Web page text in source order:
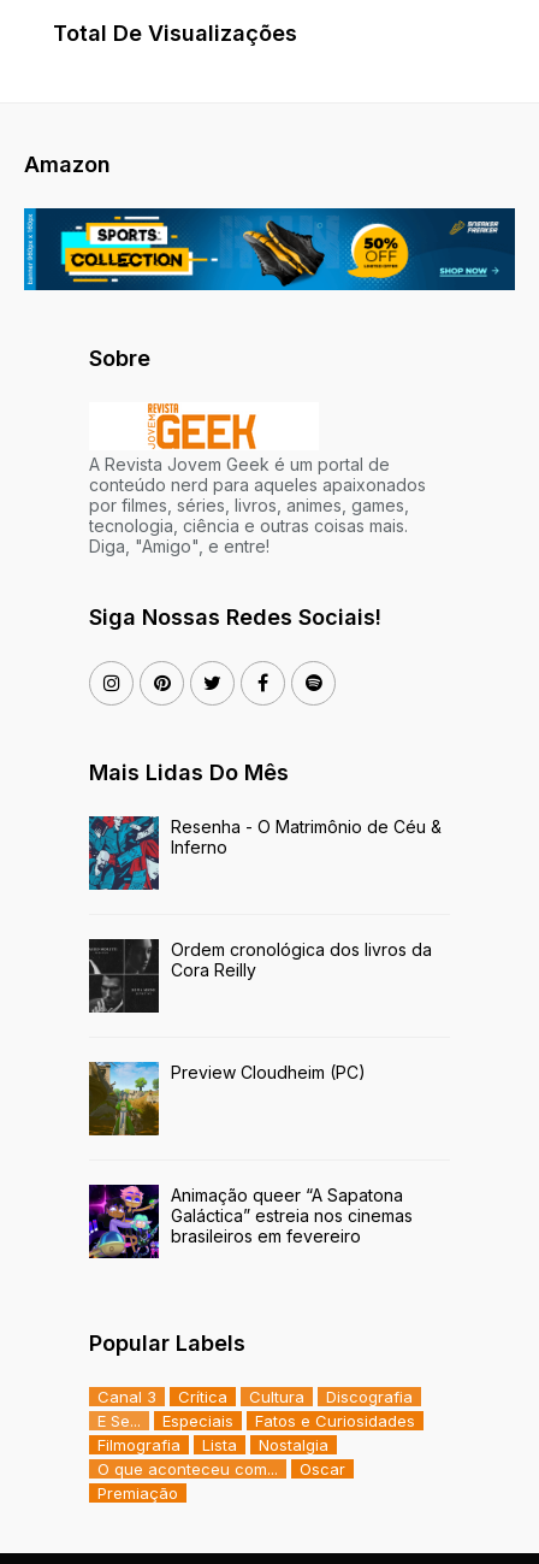
Total De Visualizações
Amazon
Sobre
A Revista Jovem Geek é um portal de
conteúdo nerd para aqueles apaixonados
por filmes, séries, livros, animes, games,
tecnologia, ciência e outras coisas mais.
Diga, "Amigo", e entre!
Siga Nossas Redes Sociais!
Mais Lidas Do Mês
Resenha - O Matrimônio de Céu &
Inferno
Ordem cronológica dos livros da
Cora Reilly
Preview Cloudheim (PC)
Animação queer “A Sapatona
Galáctica” estreia nos cinemas
brasileiros em fevereiro
Popular Labels
Canal 3 Crítica Cultura
Discografia
E Se...
Especiais
Fatos e Curiosidades
Filmografia
Lista
Nostalgia
O que aconteceu com...
Oscar
Premiação